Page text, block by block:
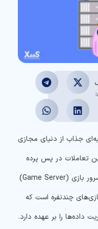
جذاب از دنیای مجازی
تعاملات در پس پرده
توسط گیم سرورها مدیریت می‌شوند؟ سرور بازی (Game Server)
چندنفره است که
داده‌ها را بر عهده دارد.